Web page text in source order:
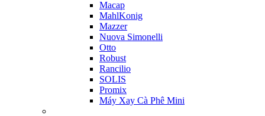
Macap
MahlKonig
Mazzer
Nuova Simonelli
Otto
Robust
Rancilio
SOLIS
Promix
Máy Xay Cà Phê Mini